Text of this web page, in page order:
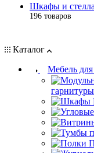
Шкафы и
196 товаров
Каталог
Мебель